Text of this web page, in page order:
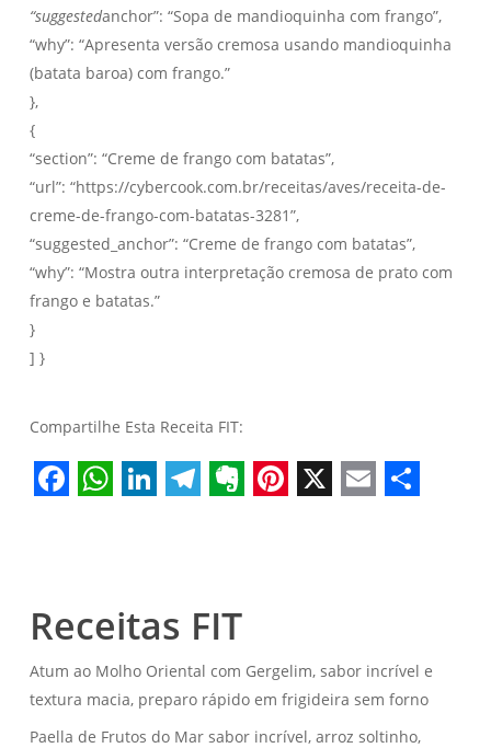
“suggestedanchor”: “Sopa de mandioquinha com frango”,
“why”: “Apresenta versão cremosa usando mandioquinha
(batata baroa) com frango.”
},
{
“section”: “Creme de frango com batatas”,
“url”: “https://cybercook.com.br/receitas/aves/receita-de-
creme-de-frango-com-batatas-3281”,
“suggested_anchor”: “Creme de frango com batatas”,
“why”: “Mostra outra interpretação cremosa de prato com
frango e batatas.”
}
] }
Compartilhe Esta Receita FIT:
Facebook
WhatsApp
LinkedIn
Telegram
Evernote
Pinterest
X EmailShare
Receitas FIT
Atum ao Molho Oriental com Gergelim, sabor incrível e
textura macia, preparo rápido em frigideira sem forno
Paella de Frutos do Mar sabor incrível, arroz soltinho,